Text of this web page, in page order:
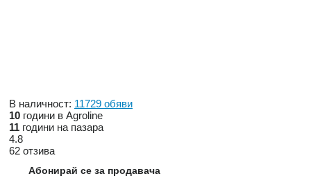
В наличност: 11729 обяви
10 години в Agroline
11 години на пазара
4.8
62 отзива
Абонирай се за продавача